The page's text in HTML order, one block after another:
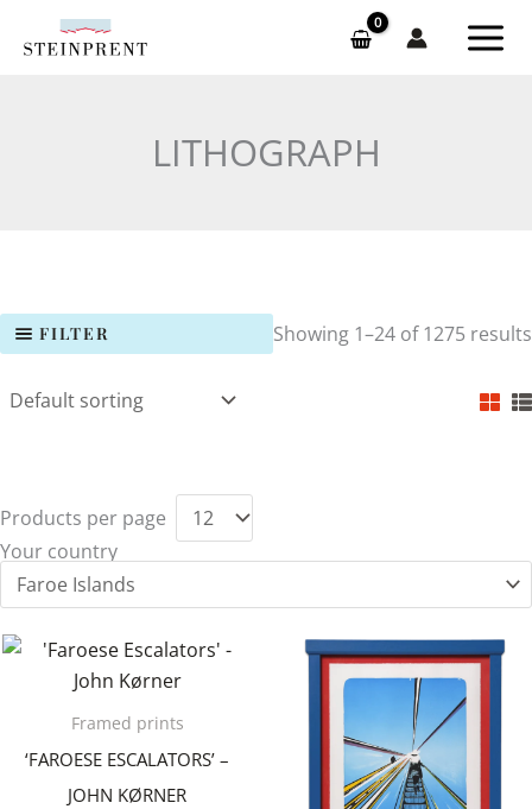
LITHOGRAPH
FILTER Showing 1–24 of 1275 results
Products per page
Your country
Framed prints
‘FAROESE ESCALATORS’ –
JOHN KØRNER